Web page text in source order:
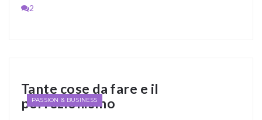
2
Tante cose da fare e il
perfezionismo
PASSION & BUSINESS